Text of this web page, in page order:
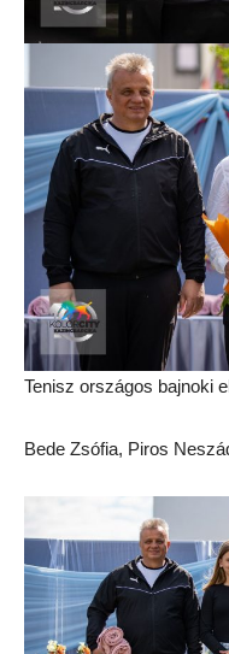
Tenisz országos bajnoki
Bede Zsófia, Piros